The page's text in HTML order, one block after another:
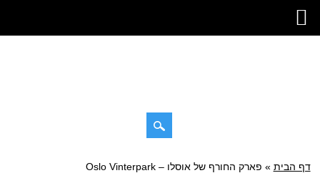
Main menu
Skip
דף הבית » פארק החורף של אוסלו – Oslo Vinterpark